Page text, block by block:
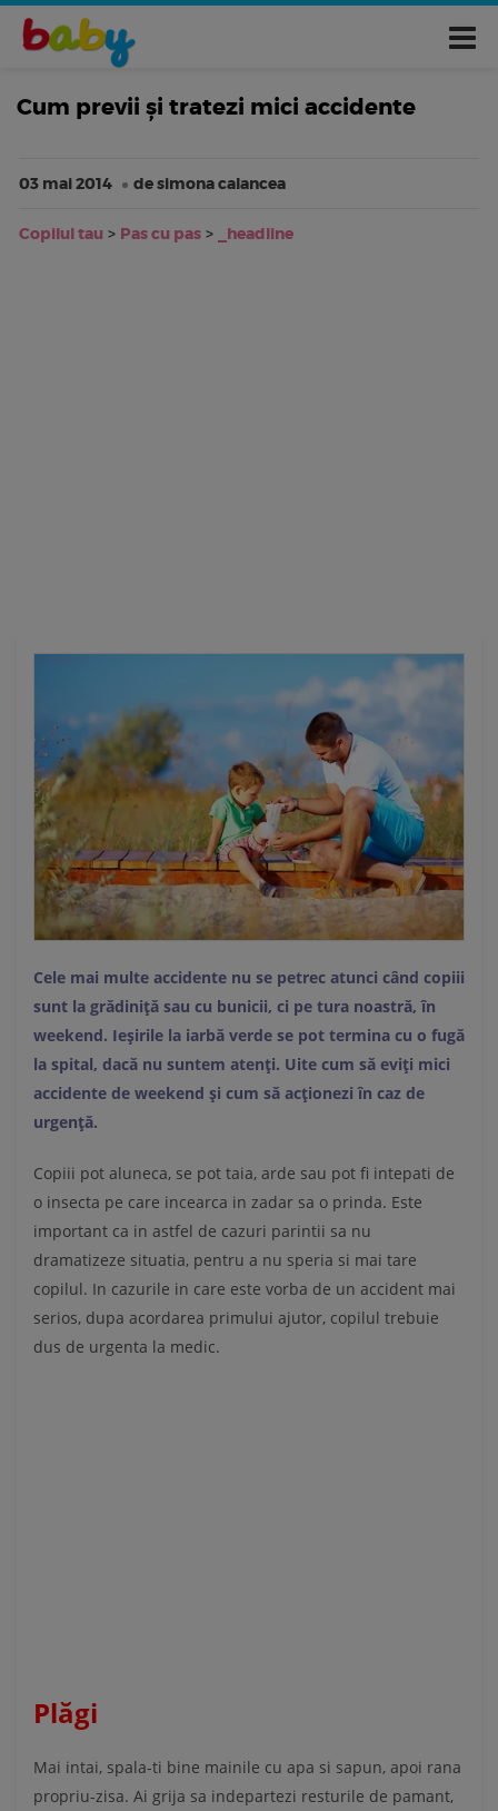
Cum previi și tratezi mici accidente
03 mai 2014 de simona calancea
Copilul tau > Pas cu pas > _headline
Cele mai multe accidente nu se petrec atunci când copiii
sunt la grădiniță sau cu bunicii, ci pe tura noastră, în
weekend. Ieșirile la iarbă verde se pot termina cu o fugă
la spital, dacă nu suntem atenți. Uite cum să eviți mici
accidente de weekend și cum să acționezi în caz de
urgență.
Copiii pot aluneca, se pot taia, arde sau pot fi intepati de
o insecta pe care incearca in zadar sa o prinda. Este
important ca in astfel de cazuri parintii sa nu
dramatizeze situa­tia, pentru a nu speria si mai tare
copilul. In cazurile in care este vorba de un accident mai
serios, dupa acordarea primului ajutor, copilul trebuie
dus de urgenta la medic.
Plăgi
Mai intai, spala-ti bine mainile cu apa si sapun, apoi rana
propriu-zisa. Ai grija sa indepartezi resturile de pamant,